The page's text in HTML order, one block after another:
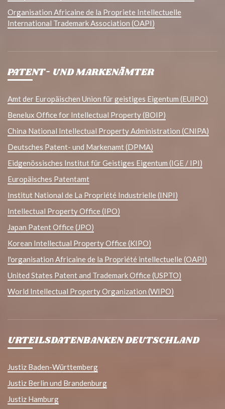
Organisation Africaine de la Propriete Intellectuelle
International Trademark Association (OAPI)
PATENT- UND MARKENÄMTER
Amt der Europäischen Union für geistiges Eigentum (EUIPO)
Benelux Office for Intellectual Property (BOIP)
China National Intellectual Property Administration (CNIPA)
Deutsches Patent- und Markenamt (DPMA)
Eidgenössisches Institut für Geistiges Eigentum (IGE / IPI)
Europäisches Patentamt
Institut National de La Propriété Industrielle (INPI)
Intellectual Property Office (IPO)
Japan Patent Office (JPO)
Korean Intellectual Property Office (KIPO)
l'organisation Africaine de la Propriété intellectuelle (OAPI)
United States Patent and Trademark Office (USPTO)
World Intellectual Property Organization (WIPO)
URTEILSDATENBANKEN DEUTSCHLAND
Justiz Baden-Württemberg
Justiz Berlin und Brandenburg
Justiz Hamburg